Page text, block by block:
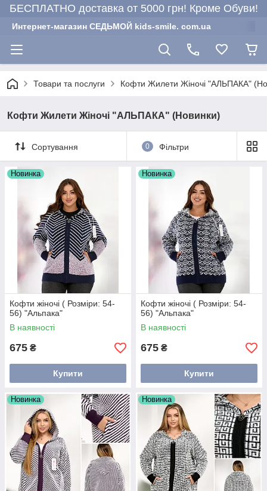
БЕСПЛАТНО доставка от 5000 грн! Кроме Обуви!
Интернет-магазин СЕДЬМОЙ kids-smile. com.ua
Товари та послуги Кофти Жилети Жіночі "АЛЬПАКА"
Кофти Жилети Жіночі "АЛЬПАКА" (Новинки)
Сортування 0 Фільтри
Новинка
Кофти жіночі ( Розміри: 54-
56) "Альпака"
В наявності
675 ₴
Купити
Новинка
Кофти жіночі ( Розміри: 54-
56) "Альпака"
В наявності
675 ₴
Купити
Новинка Новинка